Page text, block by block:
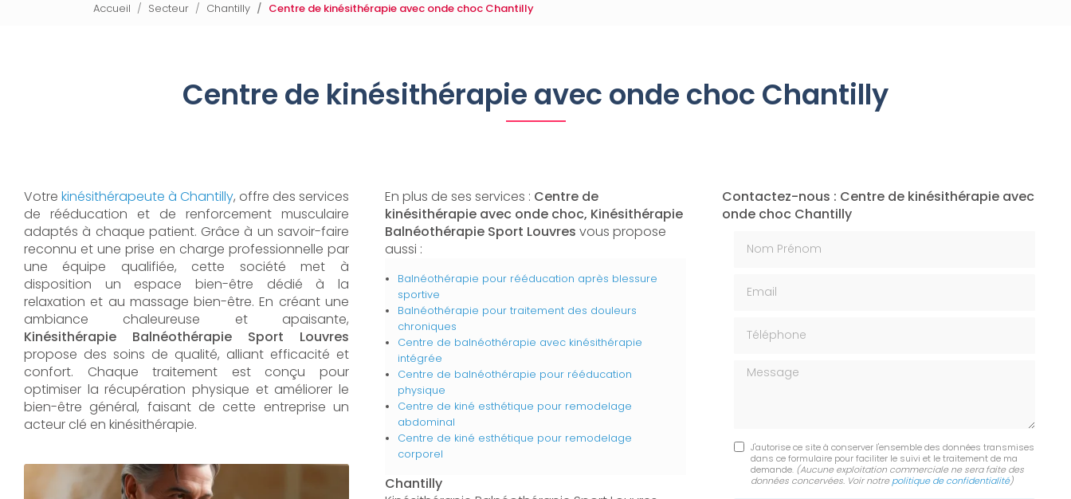
Accueil Secteur Chantilly Centre de kinésithérapie avec onde choc Chantilly
Centre de kinésithérapie avec onde choc Chantilly
Votre kinésithérapeute à Chantilly, offre des services
de rééducation et de renforcement musculaire
adaptés à chaque patient. Grâce à un savoir-faire
reconnu et une prise en charge professionnelle par
une équipe qualifiée, cette société met à
disposition un espace bien-être dédié à la
relaxation et au massage bien-être. En créant une
ambiance chaleureuse et apaisante,
Kinésithérapie Balnéothérapie Sport Louvres
propose des soins de qualité, alliant efficacité et
confort. Chaque traitement est conçu pour
optimiser la récupération physique et améliorer le
bien-être général, faisant de cette entreprise un
acteur clé en kinésithérapie.
En plus de ses services : Centre de
kinésithérapie avec onde choc, Kinésithérapie
Balnéothérapie Sport Louvres vous propose
aussi :
Balnéothérapie pour rééducation après blessure
sportive
Balnéothérapie pour traitement des douleurs
chroniques
Centre de balnéothérapie avec kinésithérapie
intégrée
Centre de balnéothérapie pour rééducation
physique
Centre de kiné esthétique pour remodelage
abdominal
Centre de kiné esthétique pour remodelage
corporel
Chantilly
Contactez-nous : Centre de kinésithérapie avec
onde choc Chantilly
Message
J'autorise ce site à conserver l'ensemble des données transmises
dans ce formulaire pour faciliter le suivi et le traitement de ma
demande. (Aucune exploitation commerciale ne sera faite des
données concervées. Voir notre politique de confidentialité)